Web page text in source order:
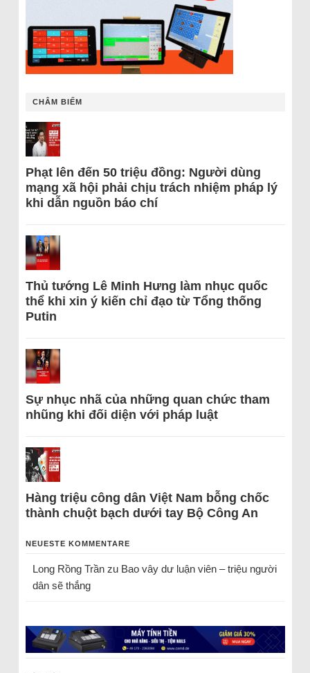
CHÂM BIẾM
Phạt lên đến 50 triệu đồng: Người dùng
mạng xã hội phải chịu trách nhiệm pháp lý
khi dẫn nguồn báo chí
Thủ tướng Lê Minh Hưng làm nhục quốc
thể khi xin ý kiến chỉ đạo từ Tổng thống
Putin
Sự nhục nhã của những quan chức tham
nhũng khi đối diện với pháp luật
Hàng triệu công dân Việt Nam bỗng chốc
thành chuột bạch dưới tay Bộ Công An
NEUESTE KOMMENTARE
Long Rồng Trầnzu Bao vây dư luận viên – triệu người
dân sẽ thắng